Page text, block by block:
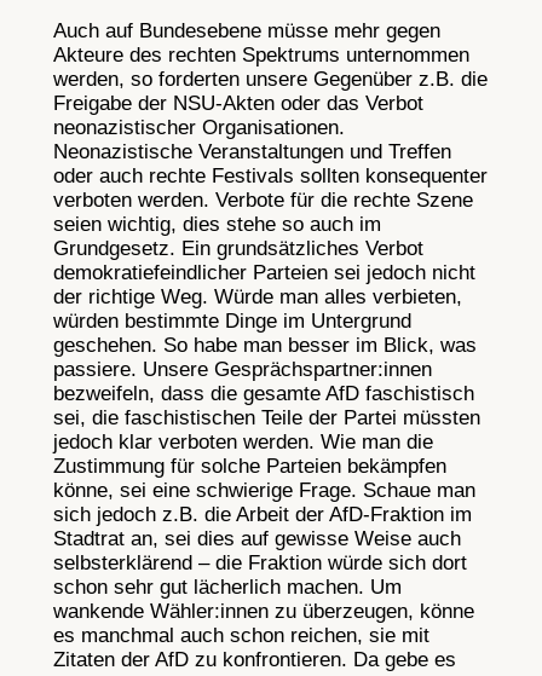
Auch auf Bundesebene müsse mehr gegen
Akteure des rechten Spektrums unternommen
werden, so forderten unsere Gegenüber z.B. die
Freigabe der NSU-Akten oder das Verbot
neonazistischer Organisationen.
Neonazistische Veranstaltungen und Treffen
oder auch rechte Festivals sollten konsequenter
verboten werden. Verbote für die rechte Szene
seien wichtig, dies stehe so auch im
Grundgesetz. Ein grundsätzliches Verbot
demokratiefeindlicher Parteien sei jedoch nicht
der richtige Weg. Würde man alles verbieten,
würden bestimmte Dinge im Untergrund
geschehen. So habe man besser im Blick, was
passiere. Unsere Gesprächspartner:innen
bezweifeln, dass die gesamte AfD faschistisch
sei, die faschistischen Teile der Partei müssten
jedoch klar verboten werden. Wie man die
Zustimmung für solche Parteien bekämpfen
könne, sei eine schwierige Frage. Schaue man
sich jedoch z.B. die Arbeit der AfD-Fraktion im
Stadtrat an, sei dies auf gewisse Weise auch
selbsterklärend – die Fraktion würde sich dort
schon sehr gut lächerlich machen. Um
wankende Wähler:innen zu überzeugen, könne
es manchmal auch schon reichen, sie mit
Zitaten der AfD zu konfrontieren. Da gebe es